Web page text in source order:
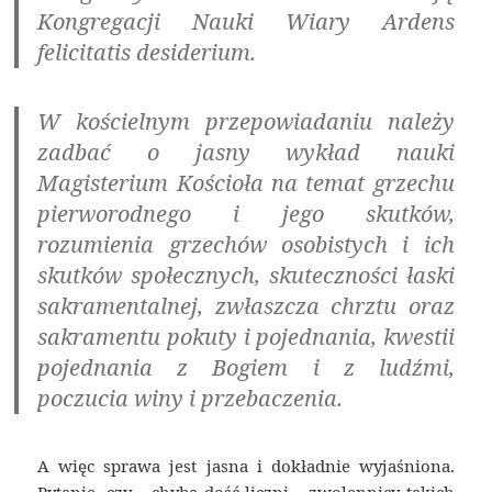
Kongregacji Nauki Wiary Ardens
felicitatis desiderium.
W kościelnym przepowiadaniu należy
zadbać o jasny wykład nauki
Magisterium Kościoła na temat grzechu
pierworodnego i jego skutków,
rozumienia grzechów osobistych i ich
skutków społecznych, skuteczności łaski
sakramentalnej, zwłaszcza chrztu oraz
sakramentu pokuty i pojednania, kwestii
pojednania z Bogiem i z ludźmi,
poczucia winy i przebaczenia.
A więc sprawa jest jasna i dokładnie wyjaśniona.